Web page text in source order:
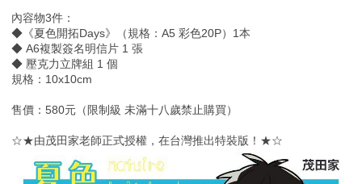
內容物3件：
◆《夏色開拓Days》（規格：A5 彩色20P）1本
◆ A6複製簽名明信片 1 張
◆ 壓克力立牌組 1 個
規格：10x10cm
售價：580元（限制級 未滿十八歲禁止購買）
☆★由茂田家老師正式授權，在台灣推出特裝版！★☆